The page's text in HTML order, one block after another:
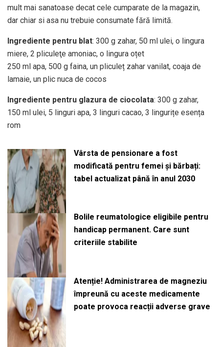
mult mai sanatoase decat cele cumparate de la magazin,
dar chiar si asa nu trebuie consumate fără limită.
Ingrediente pentru blat: 300 g zahar, 50 ml ulei, o lingura
miere, 2 pliculeţe amoniac, o lingura oțet
250 ml apa, 500 g faina, un pliculeț zahar vanilat, coaja de
lamaie, un plic nuca de cocos
Ingrediente pentru glazura de ciocolata: 300 g zahar,
150 ml ulei, 5 linguri apa, 3 linguri cacao, 3 lingurițe esența
rom
Vârsta de pensionare a fost
modificată pentru femei și bărbați:
tabel actualizat până în anul 2030
Bolile reumatologice eligibile pentru
handicap permanent. Care sunt
criteriile stabilite
Atenție! Administrarea de magneziu
împreună cu aceste medicamente
poate provoca reacții adverse grave